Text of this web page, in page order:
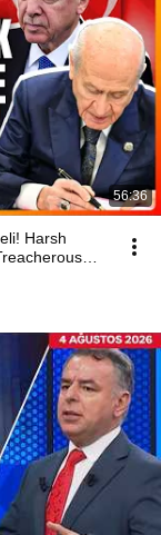
56:36
Harsh